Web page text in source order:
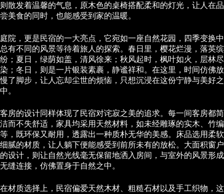
则散发着温馨的气息，原木色的桌椅搭配柔和的灯光，让人在品
尝美食的同时，也能感受到家的温暖。
庭院，更是民宿的一大亮点，它宛如一座自然花园，四季变换中
总有不同的风景等待着旅人的探索。春日里，樱花烂漫，落英缤
纷；夏日，绿荫如盖，清风徐来；秋风起时，枫叶如火，层林尽
染；冬日，则是一片银装素裹，静谧祥和。在这里，时间仿佛放
慢了脚步，让人忘却尘世的烦恼，只想沉浸在这份宁静与美好之
中。
客房的设计同样体现了民宿对诧寂之美的追求。每一间客房都简
洁而不失舒适，家具均采用天然材料，如未经雕琢的实木、竹编
等，既环保又耐用，透露出一种质朴无华的美感。床品选用柔软
细腻的材质，让人躺下便能感受到前所未有的放松。大面积窗户
的设计，则让自然光线毫无保留地洒入房间，与室外的风景形成
无缝连接，仿佛置身于自然之中。
在材质选择上，民宿偏爱天然木材、粗糙石材以及手工织物，这